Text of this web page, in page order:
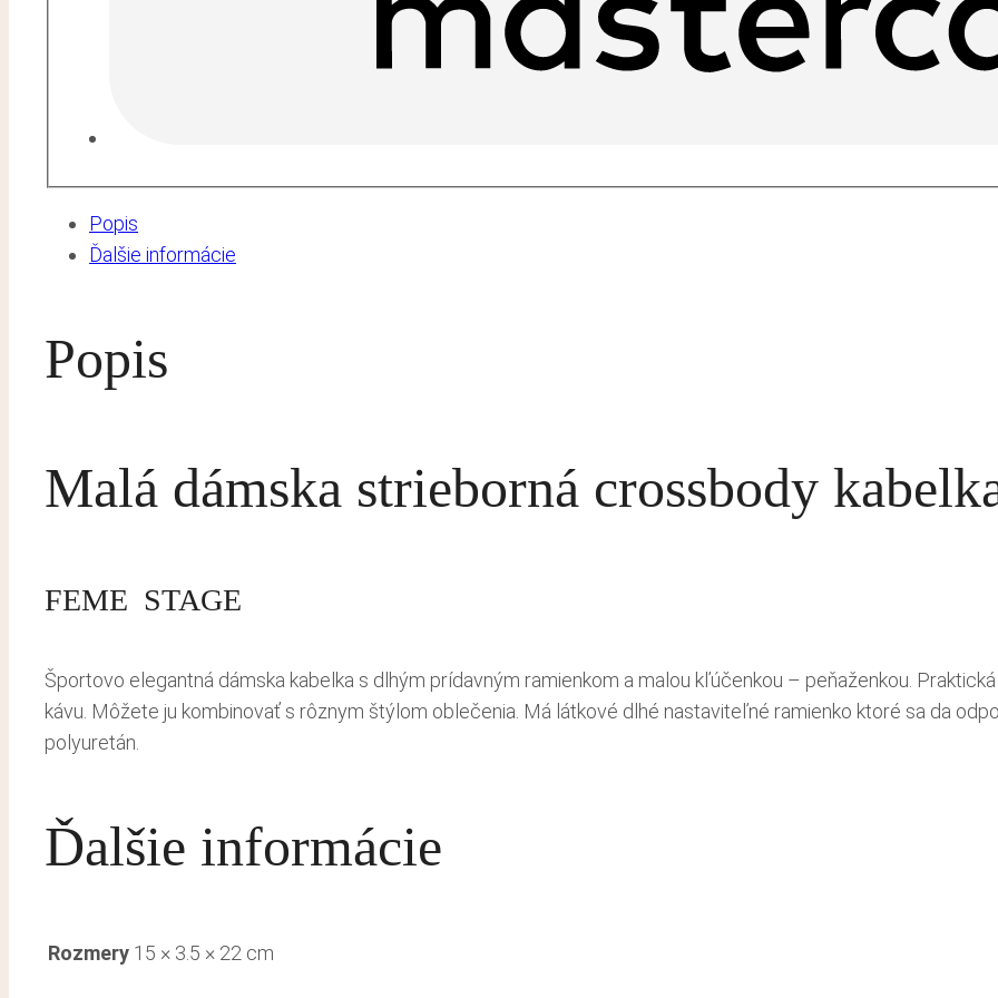
Popis
Ďalšie informácie
Popis
Malá dámska strieborná crossbody
FEME STAGE
Športovo elegantná dámska kabelka s dlhým prídavným ramienkom a malou kľúčenkou – peňaženkou.
kávu. Môžete ju kombinovať s rôznym štýlom oblečenia. Má látkové dlhé nastaviteľné ramienko ktoré sa da
polyuretán.
Ďalšie informácie
Rozmery 15 × 3.5 × 22 cm